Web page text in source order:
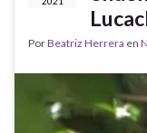
PorBeatriz Herrera en